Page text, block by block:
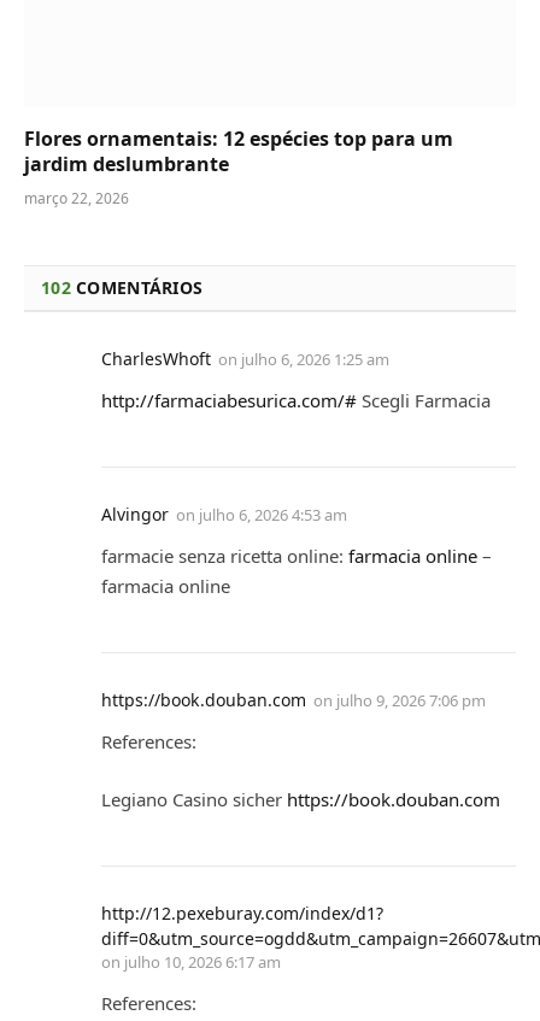
Flores ornamentais: 12 espécies top para um
jardim deslumbrante
março 22, 2026
102COMENTÁRIOS
CharlesWhoft on julho 6, 2026 1:25 am
http://farmaciabesurica.com/# Scegli Farmacia
Alvingor on julho 6, 2026 4:53 am
farmacie senza ricetta online: farmacia online –
farmacia online
https://book.douban.com on julho 9, 2026 7:06 pm
References:
Legiano Casino sicher https://book.douban.com
http://12.pexeburay.com/index/d1?
on julho 10, 2026 6:17 am
References: